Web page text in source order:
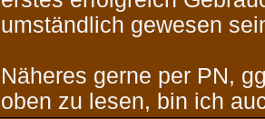
umständlich gewesen
Näheres gerne per PN,
oben zu lesen, bin ich